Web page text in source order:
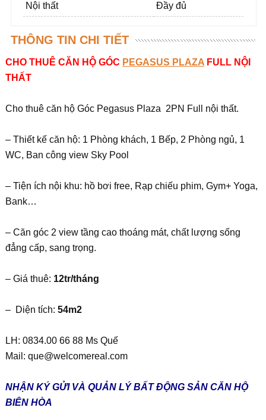
Nội thất Đầy đủ
THÔNG TIN CHI TIẾT
CHO THUÊ CĂN HỘ GÓC PEGASUS PLAZAFULL NỘI
THẤT
Cho thuê căn hộ Góc Pegasus Plaza 2PN Full nội thất.
– Thiết kế căn hộ: 1 Phòng khách, 1 Bếp, 2 Phòng ngủ, 1
WC, Ban công view Sky Pool
– Tiện ích nội khu: hồ bơi free, Rạp chiếu phim, Gym+ Yoga,
Bank…
– Căn góc 2 view tầng cao thoáng mát, chất lượng sống
đẳng cấp, sang trọng.
– Giá thuê: 12tr/tháng
– Diện tích: 54m2
LH: 0834.00 66 88 Ms Quế
Mail: que@welcomereal.com
NHẬN KÝ GỬI VÀ QUẢN LÝ BẤT ĐỘNG SẢN CĂN HỘ
BIÊN HÒA